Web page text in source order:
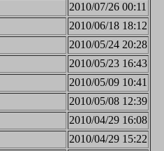
2010/07/26 00:11
2010/06/18 18:12
2010/05/24 20:28
2010/05/23 16:43
2010/05/09 10:41
2010/05/08 12:39
2010/04/29 16:08
2010/04/29 15:22